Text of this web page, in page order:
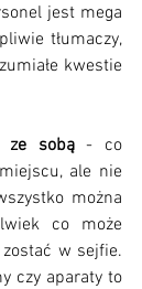
jest mega
tłumaczy,
kwestie
ze sobą - co
ale nie
można
co może
w sejfie.
czy aparaty to